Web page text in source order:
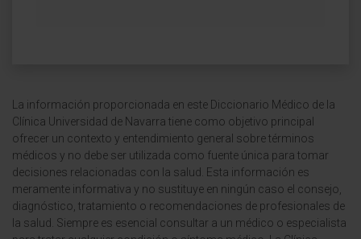
La información proporcionada en este Diccionario Médico de la
Clínica Universidad de Navarra tiene como objetivo principal
ofrecer un contexto y entendimiento general sobre términos
médicos y no debe ser utilizada como fuente única para tomar
decisiones relacionadas con la salud. Esta información es
meramente informativa y no sustituye en ningún caso el consejo,
diagnóstico, tratamiento o recomendaciones de profesionales de
la salud. Siempre es esencial consultar a un médico o especialista